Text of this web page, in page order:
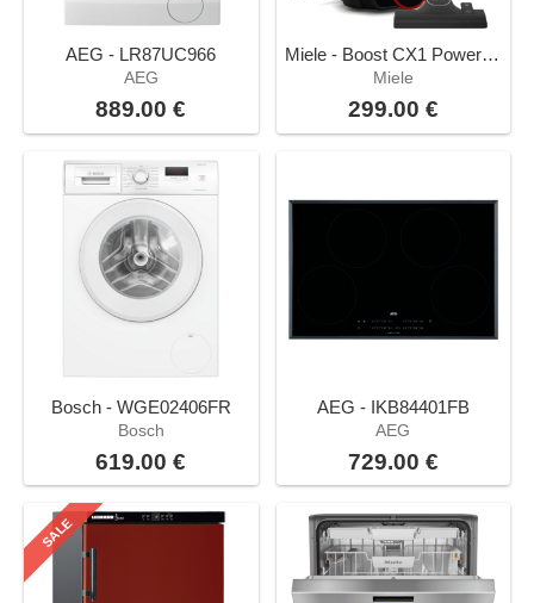
AEG - LR87UC966
AEG
889.00 €
Miele - Boost CX1 Powerline Noir
Miele
299.00 €
Bosch - WGE02406FR
Bosch
619.00 €
AEG - IKB84401FB
AEG
729.00 €
SALE